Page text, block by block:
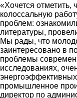
«Хочется
колоссальную
проблем:
литературы,
Мы рады, что
заинтересовано в
проблемы
исследованиях,
промышленное
директор по